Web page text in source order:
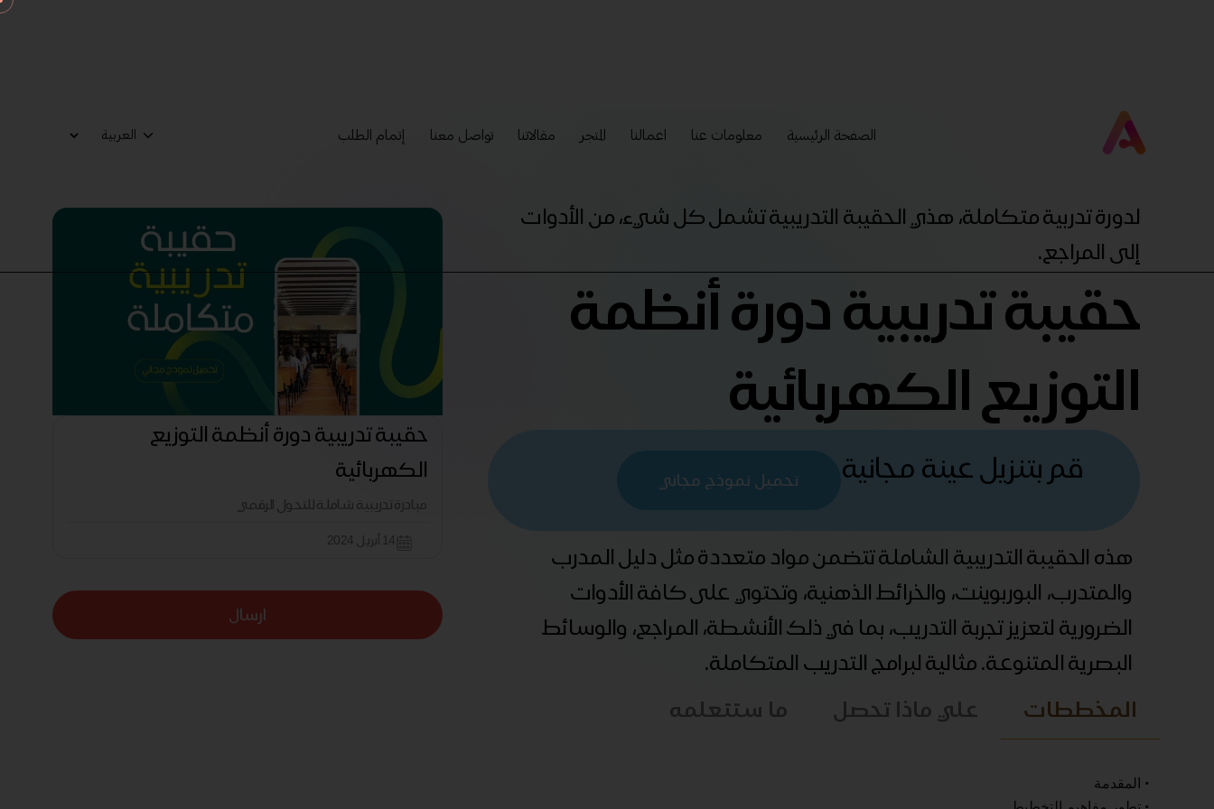
الصفحة الرئيسية معلومات عنا اعمالنا المتجر مقالاتنا تواصل معنا إتمام الطلب
لدورة تدربية متكاملة، هذي الحقيبة التدريبية تشمل كل شيء، من الأدوات
إلى المراجع.
حقيبة تدريبية دورة أنظمة
التوزيع الكهربائية
قم بتنزيل عينة مجانية تحميل نموذج مجاني
هذه الحقيبة التدريبية الشاملة تتضمن مواد متعددة مثل دليل المدرب
والمتدرب، البوربوينت، والخرائط الذهنية، وتحتوي على كافة الأدوات
الضرورية لتعزيز تجربة التدريب، بما في ذلك الأنشطة، المراجع، والوسائط
البصرية المتنوعة. مثالية لبرامج التدريب المتكاملة.
حقيبة تدريبية دورة أنظمة التوزيع
الكهربائية
مبادرة تدريبية شاملة للتحول الرقمي
14 أبريل 2024
ارسال
المخططات علي ماذا تحصل ما ستتعلمه
• المقدمة